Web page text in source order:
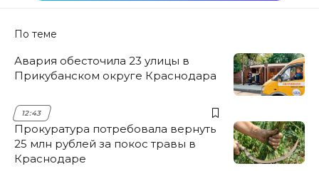
По теме
Авария обесточила 23 улицы в
Прикубанском округе Краснодара
12:43
Прокуратура потребовала вернуть
25 млн рублей за покос травы в
Краснодаре